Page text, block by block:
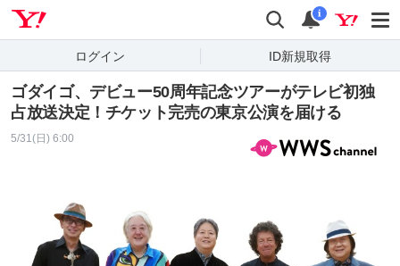
検索 通知
i
ログイン ID新規取得
ゴダイゴ、デビュー50周年記念ツアーがテレビ初独
占放送決定！チケット完売の東京公演を届ける
5/31(日) 6:00